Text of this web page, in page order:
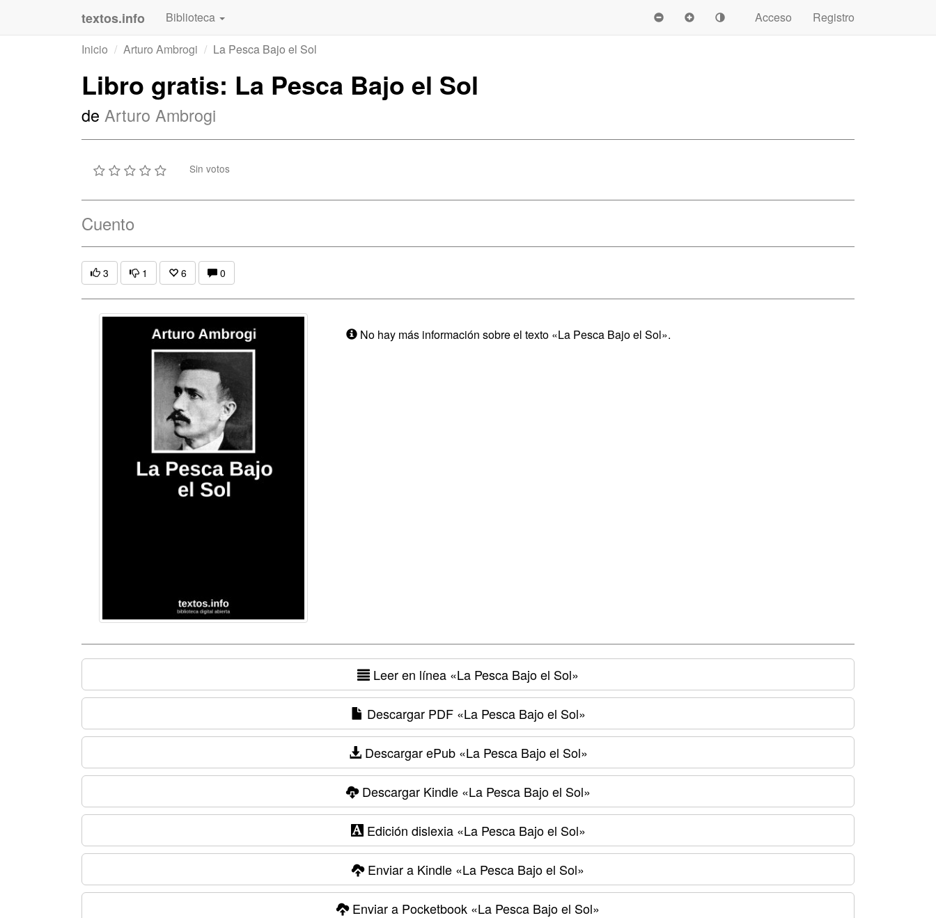
textos.info Biblioteca Acceso
Registro
Inicio
Arturo Ambrogi La Pesca Bajo el Sol
Libro gratis: La Pesca Bajo el Sol
de Arturo Ambrogi
Sin votos
Cuento
3 1 6 0
No hay más información sobre el texto «La Pesca Bajo el Sol».
Leer en línea «La Pesca Bajo el Sol»
Descargar PDF«La Pesca Bajo el Sol»
Descargar ePub«La Pesca Bajo el Sol»
Descargar Kindle«La Pesca Bajo el Sol»
Edición dislexia«La Pesca Bajo el Sol»
Enviar a Kindle «La Pesca Bajo el Sol»
Enviar a Pocketbook «La Pesca Bajo el Sol»